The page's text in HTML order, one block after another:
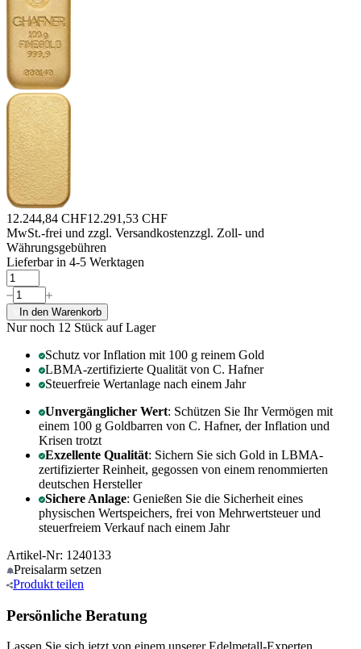
12.244,84 CHF12.291,53 CHF
MwSt.-frei und zzgl. Versandkostenzzgl. Zoll- und
Währungsgebühren
Lieferbar in 4-5 Werktagen
In den Warenkorb
Nur noch 12 Stück auf Lager
Schutz vor Inflation mit 100 g reinem Gold
LBMA-zertifizierte Qualität von C. Hafner
Steuerfreie Wertanlage nach einem Jahr
Unvergänglicher Wert: Schützen Sie Ihr Vermögen mit
einem 100 g Goldbarren von C. Hafner, der Inflation und
Krisen trotzt
Exzellente Qualität: Sichern Sie sich Gold in LBMA-
zertifizierter Reinheit, gegossen von einem renommierten
deutschen Hersteller
Sichere Anlage: Genießen Sie die Sicherheit eines
physischen Wertspeichers, frei von Mehrwertsteuer und
steuerfreiem Verkauf nach einem Jahr
Artikel-Nr: 1240133
Preisalarm setzen
Produkt teilen
Persönliche Beratung